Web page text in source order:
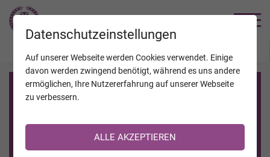
Registrierung auf TrauerHilfe.it
Sie sind noch nicht auf TrauerHilfe.it registriert?
>> zur kostenlosen Registrierung <<
Datenschutzeinstellungen
Auf unserer Webseite werden Cookies verwendet. Einige
davon werden zwingend benötigt, während es uns andere
ermöglichen, Ihre Nutzererfahrung auf unserer Webseite
zu verbessern.
ALLE AKZEPTIEREN
JAHRESTAGE KALENDER VERSTORBENE